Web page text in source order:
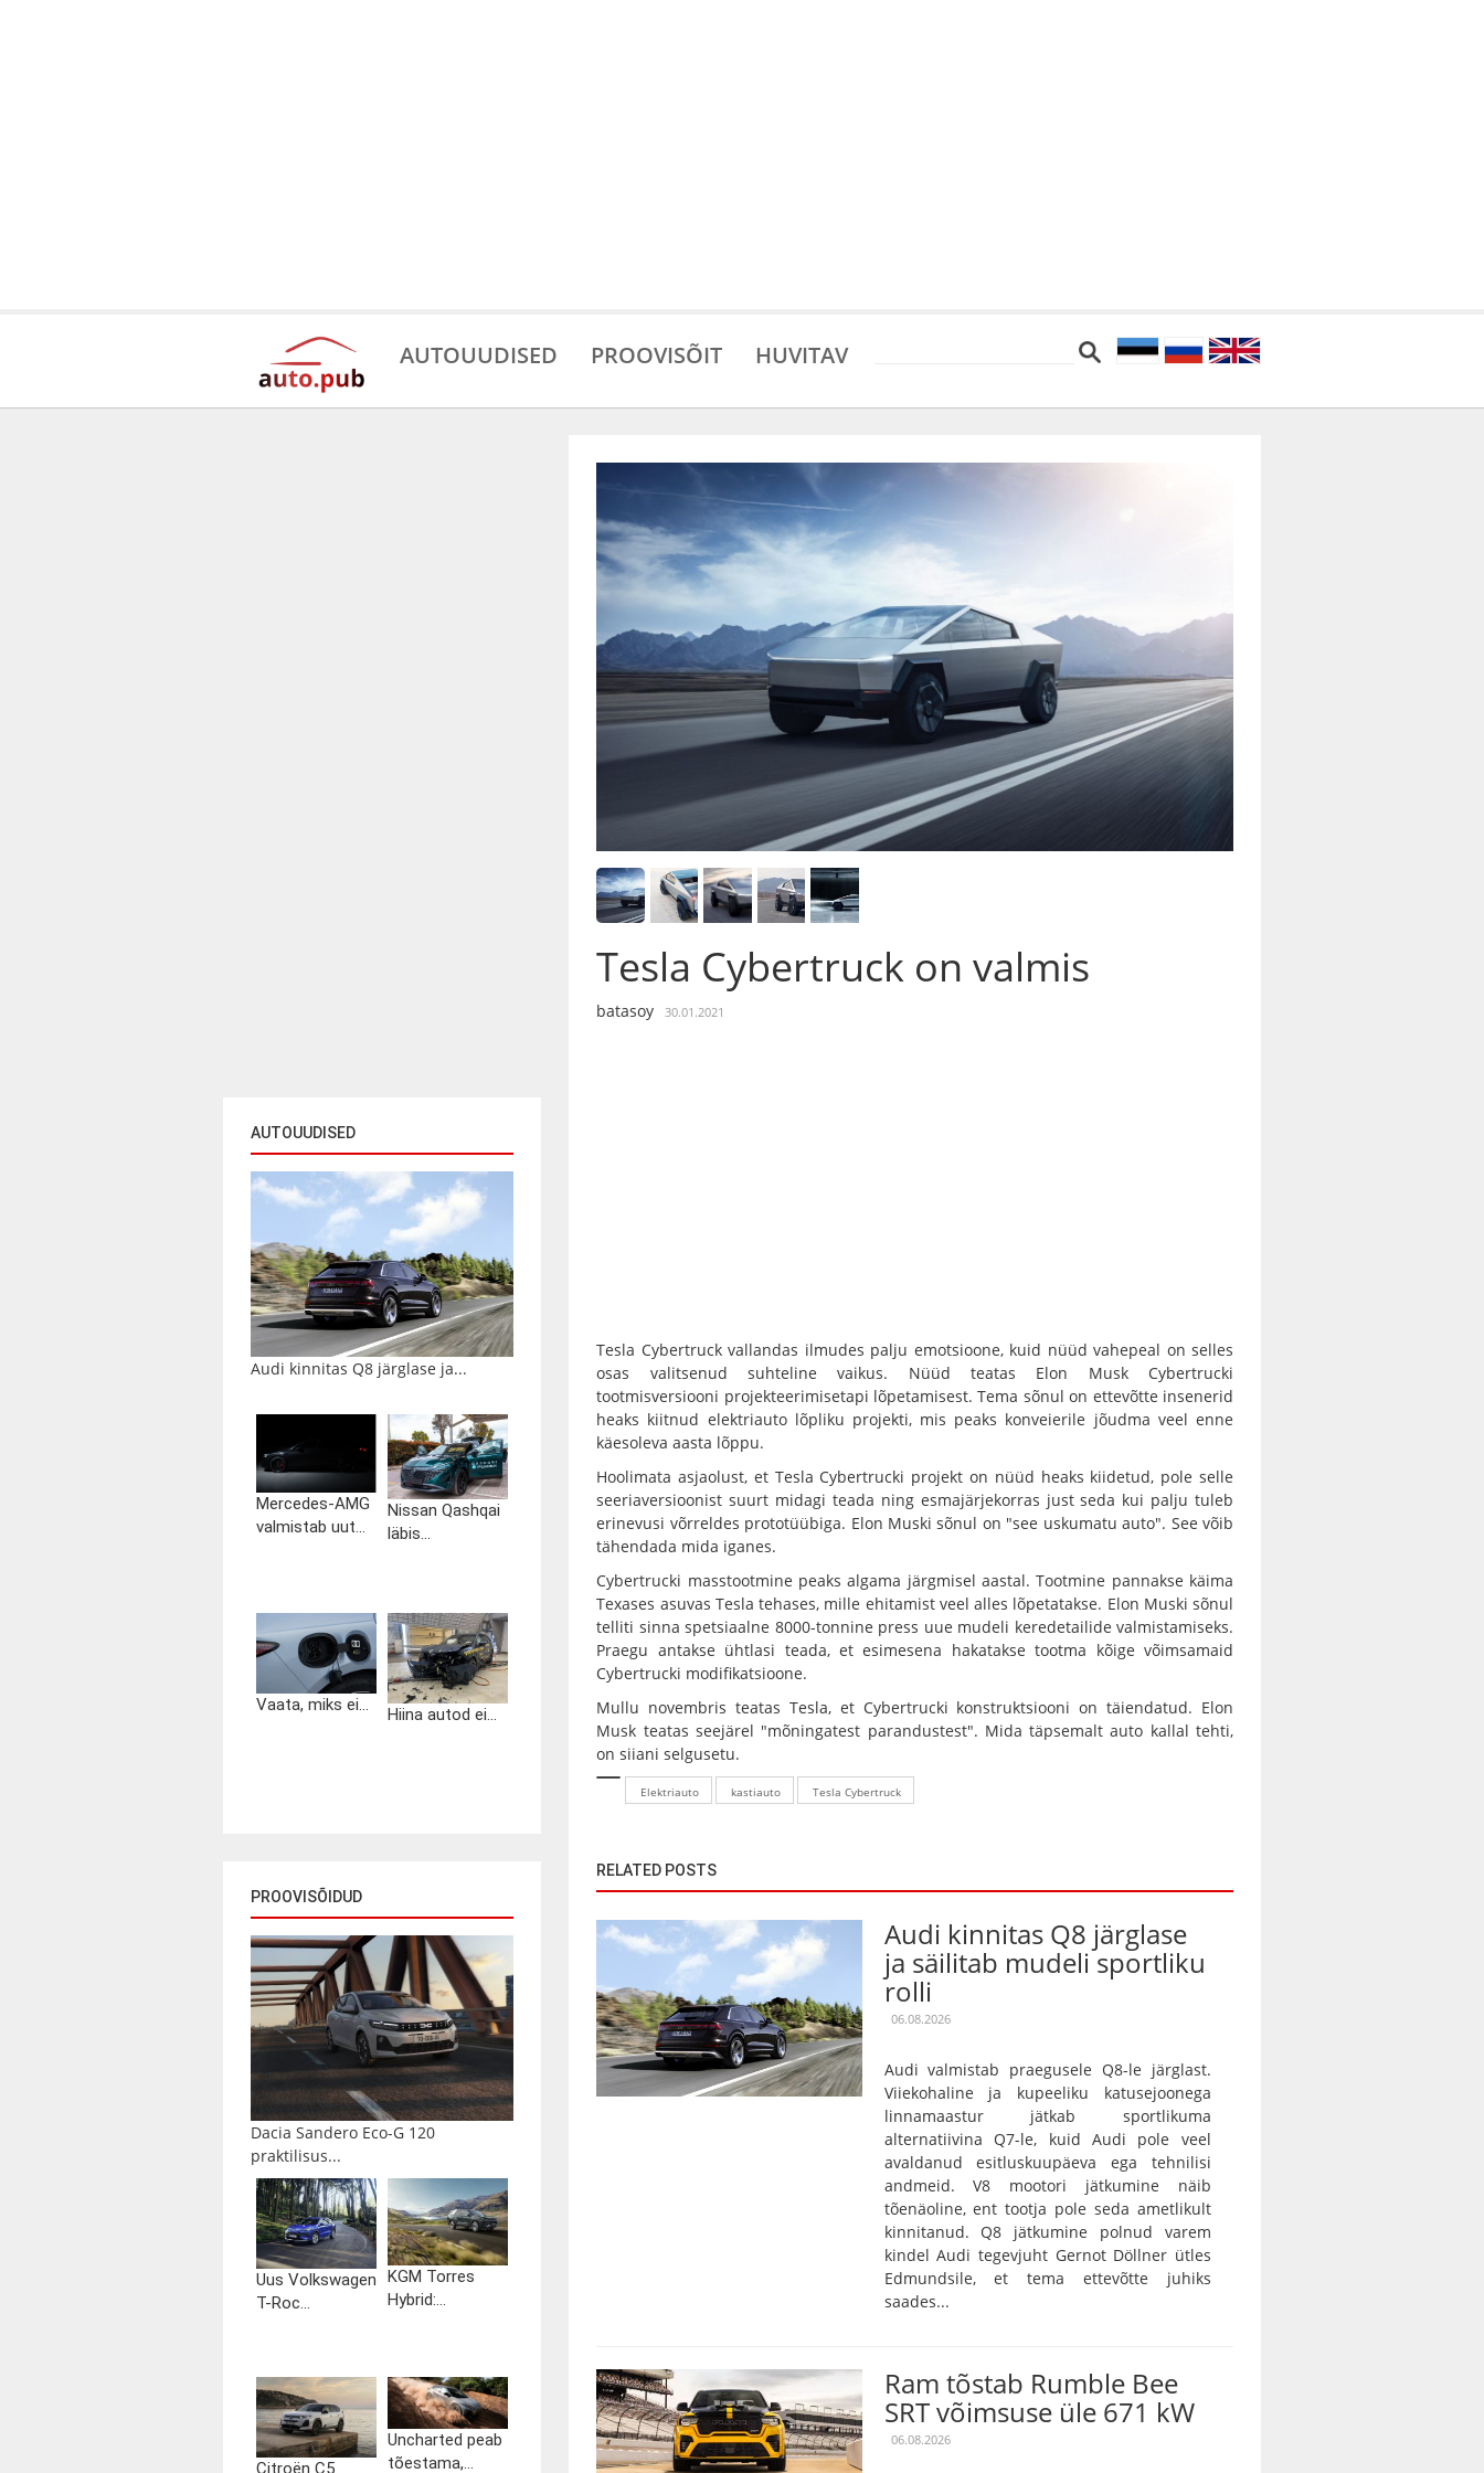
AUTOUUDISED PROOVISÕIT HUVITAV
AUTOUUDISED
Audi kinnitas Q8 järglase ja...
Mercedes-AMG
valmistab uut...
Nissan Qashqai
läbis...
Vaata, miks ei...
Hiina autod ei...
PROOVISÕIDUD
Dacia Sandero Eco-G 120
praktilisus...
Uus Volkswagen
T-Roc...
KGM Torres
Hybrid:...
Citroën C5
Uncharted peab
tõestama,...
Tesla Cybertruck on valmis
batasoy 30.01.2021
Tesla Cybertruck vallandas ilmudes palju emotsioone, kuid nüüd vahepeal on selles
osas valitsenud suhteline vaikus. Nüüd teatas Elon Musk Cybertrucki
tootmisversiooni projekteerimisetapi lõpetamisest. Tema sõnul on ettevõtte insenerid
heaks kiitnud elektriauto lõpliku projekti, mis peaks konveierile jõudma veel enne
käesoleva aasta lõppu.
Hoolimata asjaolust, et Tesla Cybertrucki projekt on nüüd heaks kiidetud, pole selle
seeriaversioonist suurt midagi teada ning esmajärjekorras just seda kui palju tuleb
erinevusi võrreldes prototüübiga. Elon Muski sõnul on "see uskumatu auto". See võib
tähendada mida iganes.
Cybertrucki masstootmine peaks algama järgmisel aastal. Tootmine pannakse käima
Texases asuvas Tesla tehases, mille ehitamist veel alles lõpetatakse. Elon Muski sõnul
telliti sinna spetsiaalne 8000-tonnine press uue mudeli keredetailide valmistamiseks.
Praegu antakse ühtlasi teada, et esimesena hakatakse tootma kõige võimsamaid
Cybertrucki modifikatsioone.
Mullu novembris teatas Tesla, et Cybertrucki konstruktsiooni on täiendatud. Elon
Musk teatas seejärel "mõningatest parandustest". Mida täpsemalt auto kallal tehti,
on siiani selgusetu.
Elektriauto kastiauto Tesla Cybertruck
RELATED POSTS
Audi kinnitas Q8 järglase
ja säilitab mudeli sportliku
rolli
06.08.2026
Audi valmistab praegusele Q8-le järglast.
Viiekohaline ja kupeeliku katusejoonega
linnamaastur jätkab sportlikuma
alternatiivina Q7-le, kuid Audi pole veel
avaldanud esitluskuupäeva ega tehnilisi
andmeid. V8 mootori jätkumine näib
tõenäoline, ent tootja pole seda ametlikult
kinnitanud. Q8 jätkumine polnud varem
kindel Audi tegevjuht Gernot Döllner ütles
Edmundsile, et tema ettevõtte juhiks
saades...
Ram tõstab Rumble Bee
SRT võimsuse üle 671 kW
06.08.2026